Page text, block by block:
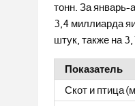
тонн. За январь-
3,4 миллиарда
штук, также на
Показатель
Скот и птица